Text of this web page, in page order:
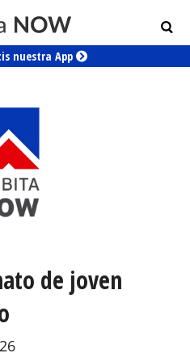
nuestra App
de joven